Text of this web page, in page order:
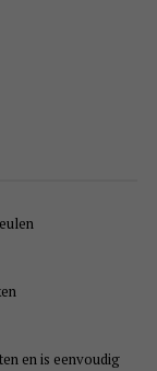
en is eenvoudig